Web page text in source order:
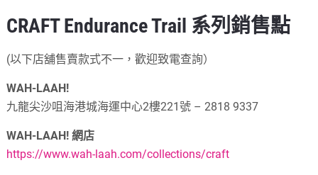
CRAFT Endurance Trail 系列銷售點
(以下店舖售賣款式不一，歡迎致電查詢）
WAH-LAAH!
九龍尖沙咀海港城海運中心2樓221號 – 2818 9337
WAH-LAAH! 網店
https://www.wah-laah.com/collections/craft